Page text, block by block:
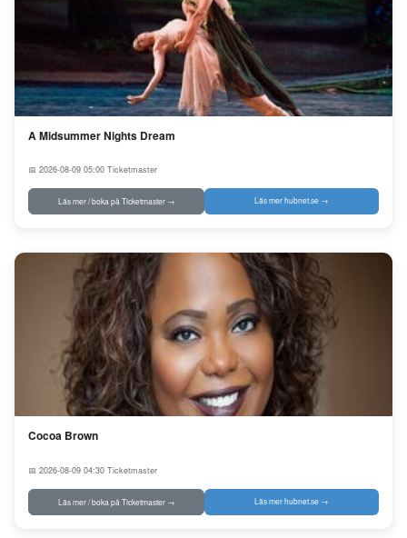
A Midsummer Nights Dream
📅 2026-08-09 05:00 Ticketmaster
Läs mer / boka på Ticketmaster → Läs mer hubnet.se →
Cocoa Brown
📅 2026-08-09 04:30 Ticketmaster
Läs mer / boka på Ticketmaster → Läs mer hubnet.se →